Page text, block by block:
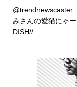
@trendnewscaster
みさんの愛猫にゃ
DISH//